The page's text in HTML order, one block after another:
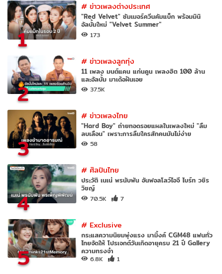
1
#ข่าวเพลงต่างประเทศ
"Red Velvet" ซัมเมอร์ควีนคัมแบ็ก พร้อมมินิ
อัลบั้มใหม่ "Velvet Summer"
173
2
#ข่าวเพลงลูกทุ่ง
11 เพลง มนต์แคน แก่นคูน เพลงฮิต 100 ล้าน
และอัลบั้ม มาเด้อฝันเอย
37.5K
3
#ข่าวเพลงไทย
"Hard Boy" ถ่ายทอดรอยแผลในเพลงใหม่ "ลืม
ลบเลือน" เพราะการลืมใครสักคนมันไม่ง่าย
58
4
#ศิลปินไทย
ประวัติ เนเน่ พรนับพัน อันฟอลโลว์ไอจี ไบร์ท วชิร
วิชญ์
70.5K 7
5
#Exclusive
กระแสความนิยมพุ่งแรง มามิ้งค์ CGM48 แฟนทั่ว
ไทยจัดให้ โปรเจกต์วันเกิดอายุครบ 21 ปี Gallery
ความทรงจำ
6.8K 1